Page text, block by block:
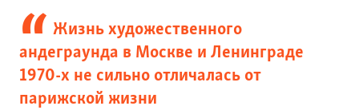
Жизнь художественного
андеграунда в Москве и Ленинграде
1970-х не сильно отличалась от
парижской жизни